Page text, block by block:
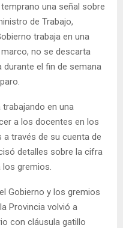
una señal sobre
de Trabajo,
trabaja en una
no se descarta
el fin de semana
trabajando en una
a los docentes en los
a través de su cuenta de
detalles sobre la cifra
los gremios.
Gobierno y los gremios
Provincia volvió a
con cláusula gatillo